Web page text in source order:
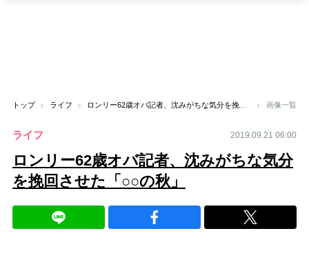
トップ ライフ ロンリー62歳オバ記者、沈みがちな気分を挽回させた「○○の秋」 画像一覧
ライフ 2019.09.21 06:00
ロンリー62歳オバ記者、沈みがちな気分
を挽回させた「○○の秋」